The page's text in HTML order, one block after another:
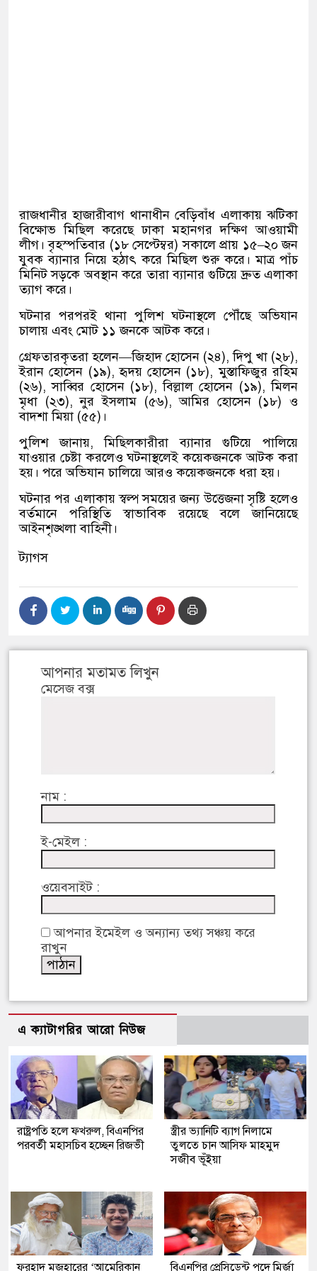
রাজধানীর হাজারীবাগ থানাধীন বেড়িবাঁধ এলাকায় ঝটিকা
বিক্ষোভ মিছিল করেছে ঢাকা মহানগর দক্ষিণ আওয়ামী
লীগ। বৃহস্পতিবার (১৮ সেপ্টেম্বর) সকালে প্রায় ১৫–২০ জন
যুবক ব্যানার নিয়ে হঠাৎ করে মিছিল শুরু করে। মাত্র পাঁচ
মিনিট সড়কে অবস্থান করে তারা ব্যানার গুটিয়ে দ্রুত এলাকা
ত্যাগ করে।
ঘটনার পরপরই থানা পুলিশ ঘটনাস্থলে পৌঁছে অভিযান
চালায় এবং মোট ১১ জনকে আটক করে।
গ্রেফতারকৃতরা হলেন—জিহাদ হোসেন (২৪), দিপু খা (২৮),
ইরান হোসেন (১৯), হৃদয় হোসেন (১৮), মুস্তাফিজুর রহিম
(২৬), সাব্বির হোসেন (১৮), বিল্লাল হোসেন (১৯), মিলন
মৃধা (২৩), নুর ইসলাম (৫৬), আমির হোসেন (১৮) ও
বাদশা মিয়া (৫৫)।
পুলিশ জানায়, মিছিলকারীরা ব্যানার গুটিয়ে পালিয়ে
যাওয়ার চেষ্টা করলেও ঘটনাস্থলেই কয়েকজনকে আটক করা
হয়। পরে অভিযান চালিয়ে আরও কয়েকজনকে ধরা হয়।
ঘটনার পর এলাকায় স্বল্প সময়ের জন্য উত্তেজনা সৃষ্টি হলেও
বর্তমানে পরিস্থিতি স্বাভাবিক রয়েছে বলে জানিয়েছে
আইনশৃঙ্খলা বাহিনী।
ট্যাগস
আপনার মতামত লিখুন
মেসেজ বক্স
নাম :
ই-মেইল :
ওয়েবসাইট :
আপনার ইমেইল ও অন্যান্য তথ্য সঞ্চয় করে
রাখুন
এ ক্যাটাগরির আরো নিউজ
রাষ্ট্রপতি হলে ফখরুল, বিএনপির
পরবর্তী মহাসচিব হচ্ছেন রিজভী
স্ত্রীর ভ্যানিটি ব্যাগ নিলামে
তুলতে চান আসিফ মাহমুদ
সজীব ভূঁইয়া
ফরহাদ মজহারের ‘আমেরিকান বিএনপির প্রেসিডেন্ট পদে মির্জা